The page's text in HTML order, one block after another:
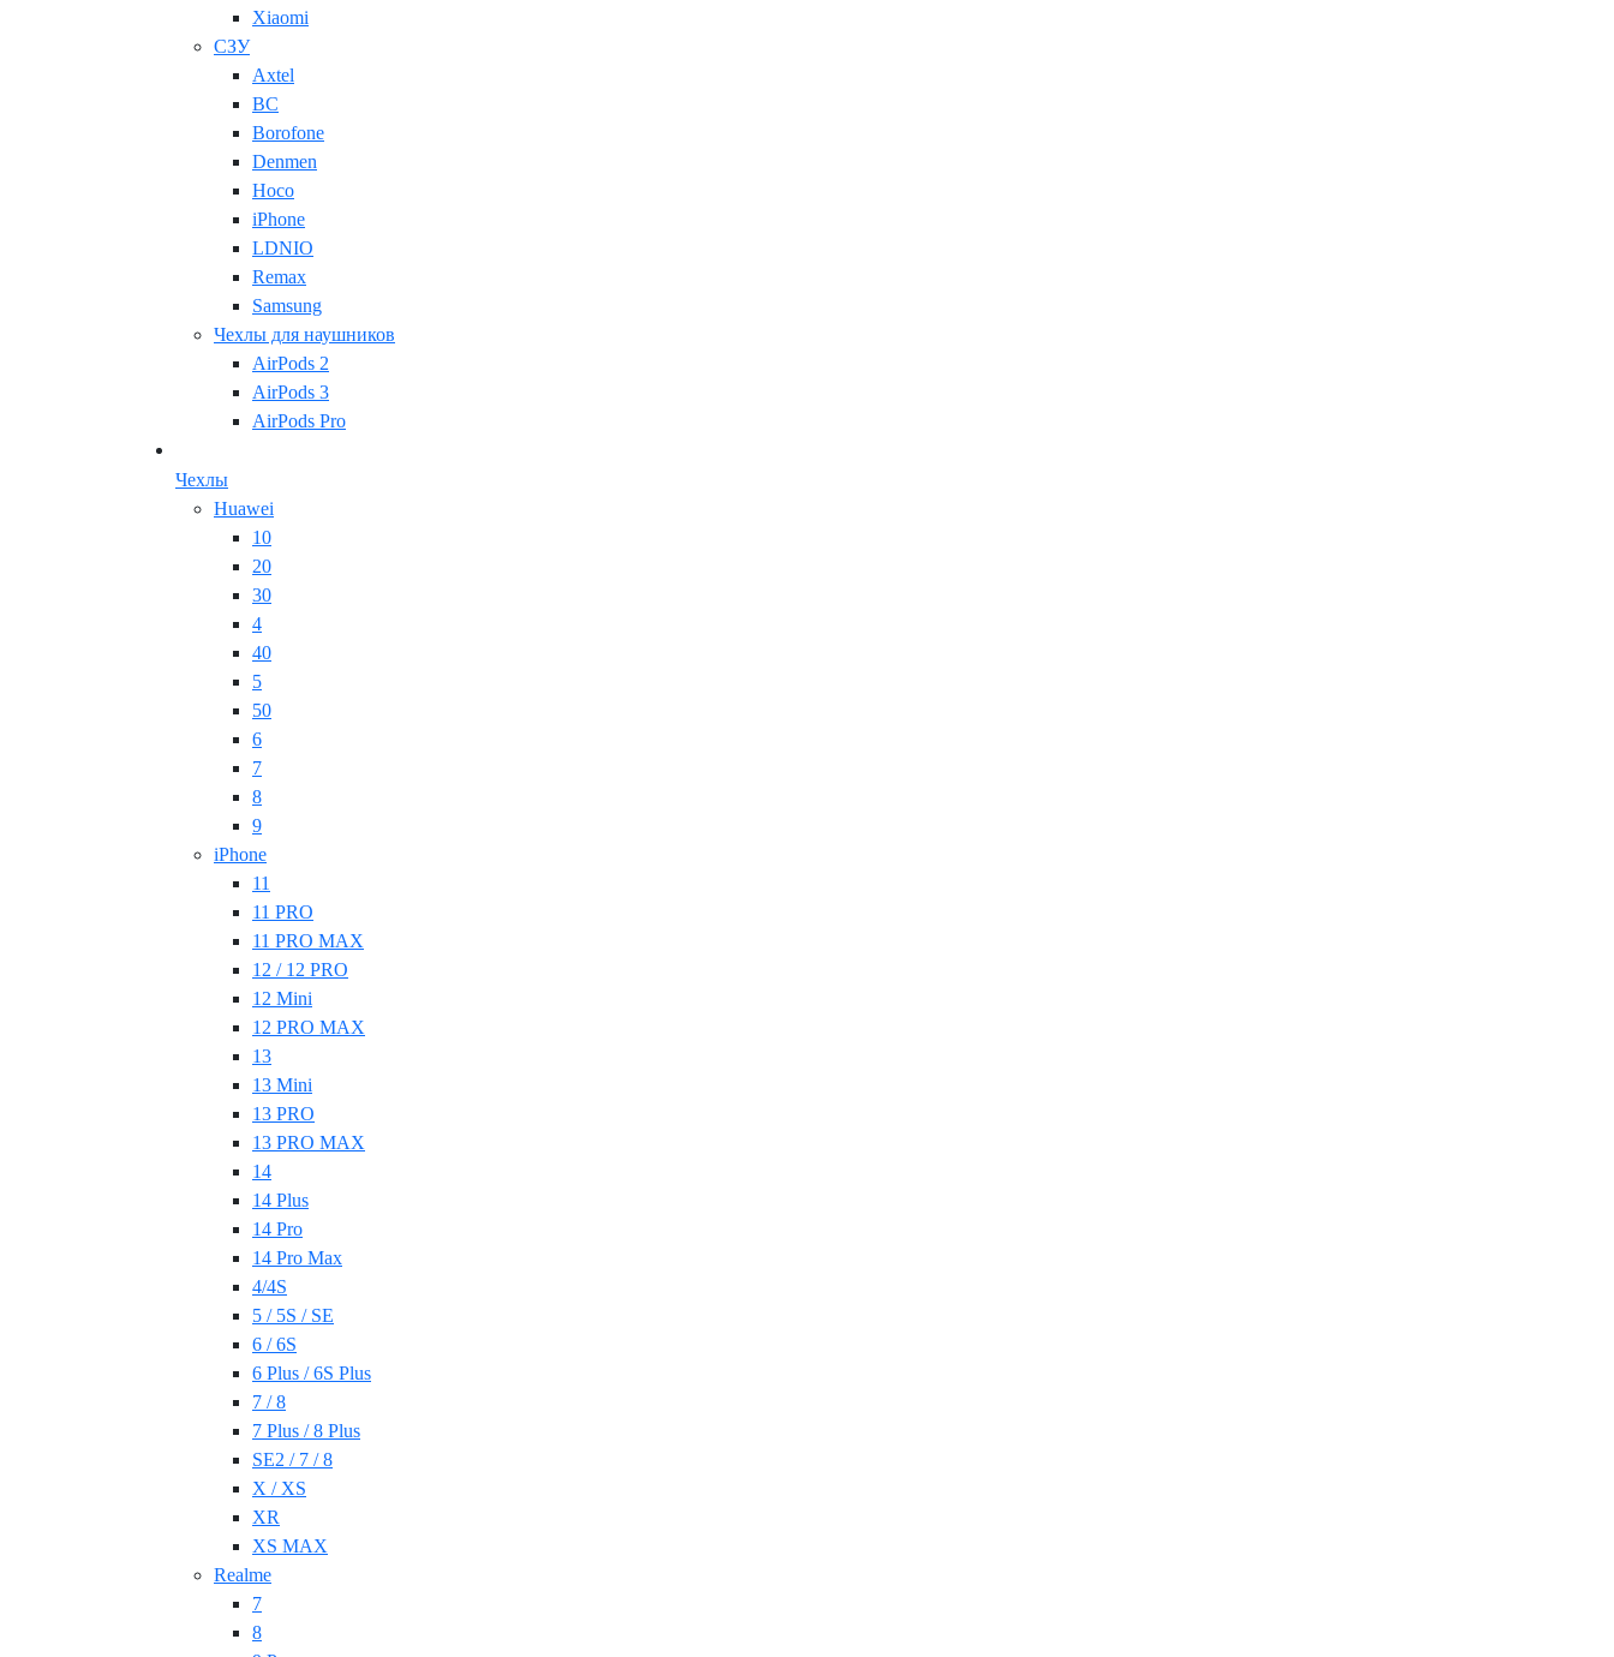
Xiaomi
СЗУ
Axtel
BC
Borofone
Denmen
Hoco
iPhone
LDNIO
Remax
Samsung
Чехлы для наушников
AirPods 2
AirPods 3
AirPods Pro
Чехлы
Huawei
10
20
30
4
40
5
50
6
7
8
9
iPhone
11
11 PRO
11 PRO MAX
12 / 12 PRO
12 Mini
12 PRO MAX
13
13 Mini
13 PRO
13 PRO MAX
14
14 Plus
14 Pro
14 Pro Max
4/4S
5 / 5S / SE
6 / 6S
6 Plus / 6S Plus
7 / 8
7 Plus / 8 Plus
SE2 / 7 / 8
X / XS
XR
XS MAX
Realme
7
8